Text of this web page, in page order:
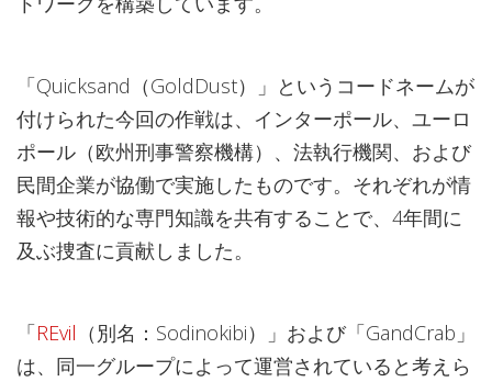
「Quicksand（GoldDust）」というコードネームが
付けられた今回の作戦は、インターポール、ユーロ
ポール（欧州刑事警察機構）、法執行機関、および
民間企業が協働で実施したものです。それぞれが情
報や技術的な専門知識を共有することで、4年間に
及ぶ捜査に貢献しました。
「REvil （別名：Sodinokibi）」および「GandCrab」
は、同一グループによって運営されていると考えら